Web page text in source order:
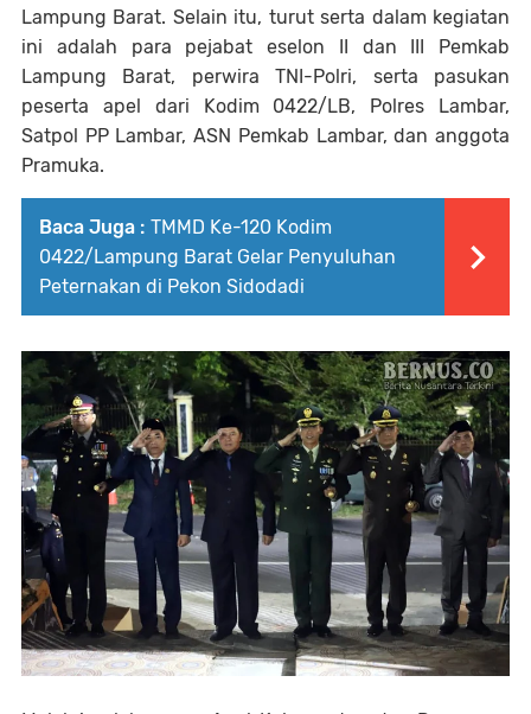
Lampung Barat. Selain itu, turut serta dalam kegiatan
ini adalah para pejabat eselon II dan III Pemkab
Lampung Barat, perwira TNI-Polri, serta pasukan
peserta apel dari Kodim 0422/LB, Polres Lambar,
Satpol PP Lambar, ASN Pemkab Lambar, dan anggota
Pramuka.
Baca Juga : TMMD Ke-120 Kodim
0422/Lampung Barat Gelar Penyuluhan
Peternakan di Pekon Sidodadi